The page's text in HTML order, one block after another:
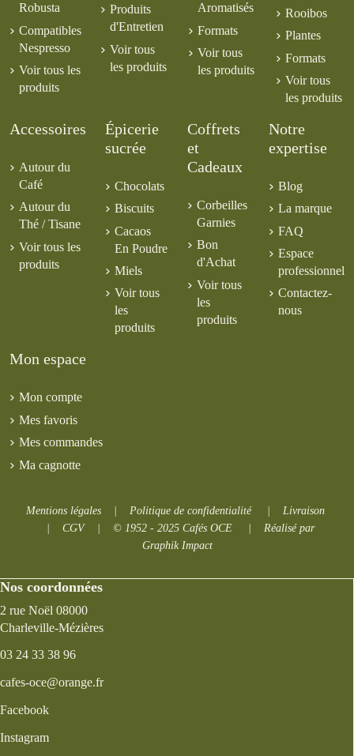
Robusta
Compatibles
Nespresso
Voir tous les
produits
Produits
d'Entretien
Voir tous
les produits
Aromatisés
Formats
Voir tous
les produits
Rooibos
Plantes
Formats
Voir tous
les produits
Accessoires
Autour du
Café
Autour du
Thé / Tisane
Voir tous les
produits
Épicerie
sucrée
Chocolats
Biscuits
Cacaos
En Poudre
Miels
Voir tous
les
produits
Coffrets
et
Cadeaux
Corbeilles
Garnies
Bon
d'Achat
Voir tous
les
produits
Notre
expertise
Blog
La marque
FAQ
Espace
professionnel
Contactez-
nous
Mon espace
Mon compte
Mes favoris
Mes commandes
Ma cagnotte
Mentions légales | Politique de confidentialité| Livraison
|
CGV| © 1952 - 2025 Cafés OCE| Réalisé par
Graphik Impact
Nos coordonnées
2 rue Noël 08000
Charleville-Mézières
03 24 33 38 96
cafes-oce@orange.fr
Facebook
Instagram